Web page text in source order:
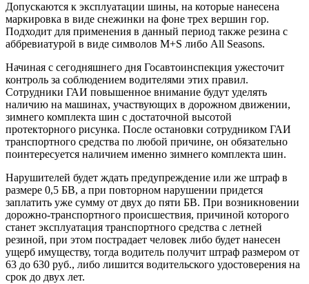
Допускаются к эксплуатации шины, на которые нанесена
маркировка в виде снежинки на фоне трех вершин гор.
Подходит для применения в данный период также резина с
аббревиатурой в виде символов M+S либо All Seasons.
Начиная с сегодняшнего дня Госавтоинспекция ужесточит
контроль за соблюдением водителями этих правил.
Сотрудники ГАИ повышенное внимание будут уделять
наличию на машинах, участвующих в дорожном движении,
зимнего комплекта шин с достаточной высотой
протекторного рисунка. После остановки сотрудником ГАИ
транспортного средства по любой причине, он обязательно
поинтересуется наличием именно зимнего комплекта шин.
Нарушителей будет ждать предупреждение или же штраф в
размере 0,5 БВ, а при повторном нарушении придется
заплатить уже сумму от двух до пяти БВ. При возникновении
дорожно-транспортного происшествия, причиной которого
станет эксплуатация транспортного средства с летней
резиной, при этом пострадает человек либо будет нанесен
ущерб имуществу, тогда водитель получит штраф размером от
63 до 630 руб., либо лишится водительского удостоверения на
срок до двух лет.